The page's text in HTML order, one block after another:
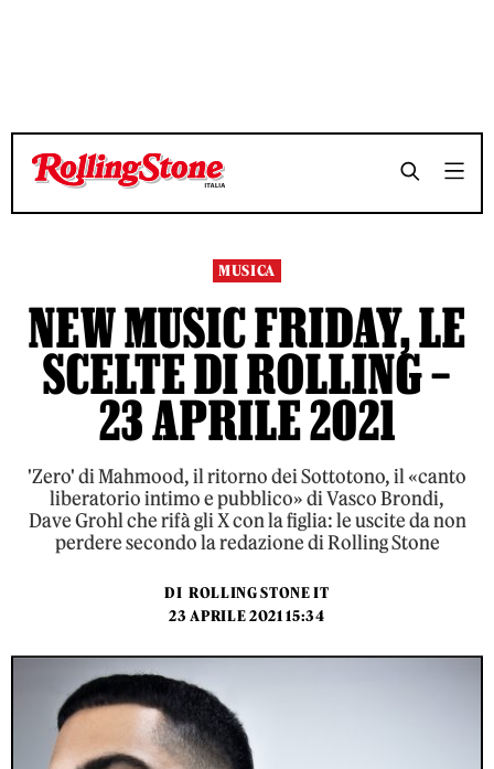
TEMPO DI LETTURA 13 MINUTI SHARE
TEMPO DI LETTURA 13 MINUTI SHARE
MUSICA
NEW MUSIC FRIDAY, LE
SCELTE DI ROLLING –
23 APRILE 2021
'Zero' di Mahmood, il ritorno dei Sottotono, il «canto
liberatorio intimo e pubblico» di Vasco Brondi,
Dave Grohl che rifà gli X con la figlia: le uscite da non
perdere secondo la redazione di Rolling Stone
DI ROLLING STONE IT
23 APRILE 2021 15:34